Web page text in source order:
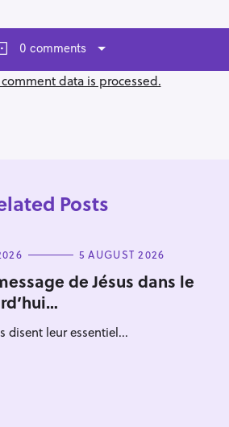
0 comments
data is processed.
Posts
5 AUGUST 2026
de Jésus dans le
disent leur essentiel...